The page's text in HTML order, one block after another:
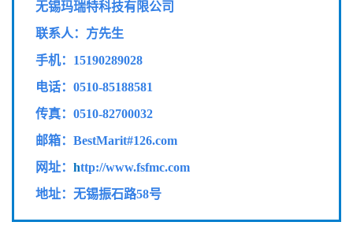
无锡玛瑞特科技有限公司
联系人：方先生
手机：15190289028
电话：0510-85188581
传真： 0510-82700032
邮箱：BestMarit#126.com
网址： http://www.fsfmc.com
地址：无锡振石路58号